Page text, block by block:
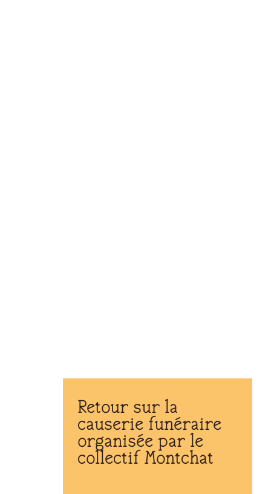
Retour sur la
causerie funéraire
organisée par le
collectif Montchat